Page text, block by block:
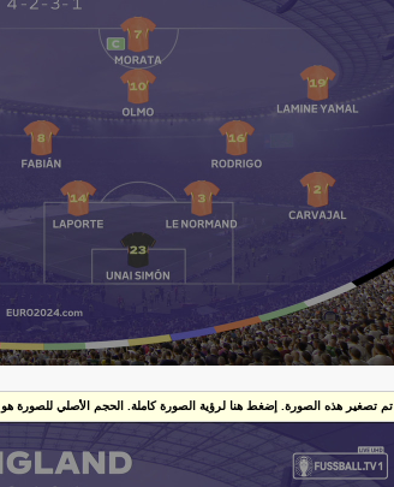
تم تصغير هذه الصورة. إضغط هنا لرؤية الصورة كاملة. الحجم الأصلي للصورة هو 1280 * 720.